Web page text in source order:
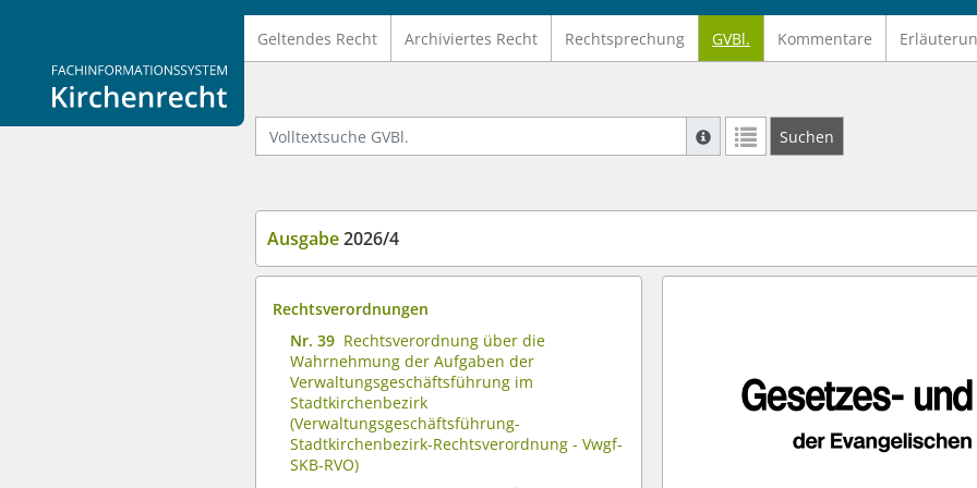
Logo Fachinformationssystem Kirchenrecht
Geltendes Recht Archiviertes Recht Rechtsprechung GVBl. Kommentare
Volltextsuche GVBl.
Suche mit Platzhalter "*", Bsp.
Suchen
Ausgabe2026/4
Rechtsverordnungen
Nr. 39 Rechtsverordnung über die
Wahrnehmung der Aufgaben der
Verwaltungsgeschäftsführung im
Stadtkirchenbezirk
(Verwaltungsgeschäftsführung-
Stadtkirchenbezirk-Rechtsverordnung - Vwgf-
SKB-RVO)